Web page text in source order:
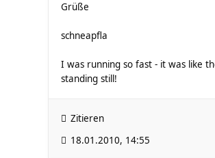
Grüße
schneapfla
I was running so fast - it was like
standing still!
Zitieren
18.01.2010, 14:55